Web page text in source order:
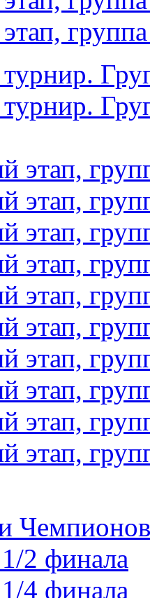
этап,
этап,
этап,
этап,
этап,
этап,
этап,
этап,
этап,
этап,
Чемпионов
2 финала
4 финала